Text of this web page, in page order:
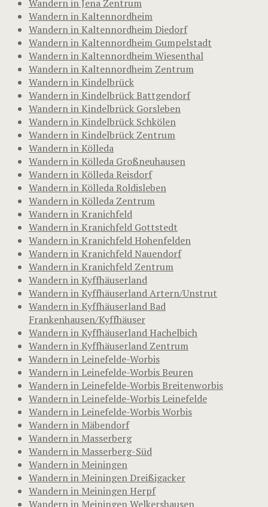
Wandern in Jena Zentrum
Wandern in Kaltennordheim
Wandern in Kaltennordheim Diedorf
Wandern in Kaltennordheim Gumpelstadt
Wandern in Kaltennordheim Wiesenthal
Wandern in Kaltennordheim Zentrum
Wandern in Kindelbrück
Wandern in Kindelbrück Battgendorf
Wandern in Kindelbrück Gorsleben
Wandern in Kindelbrück Schkölen
Wandern in Kindelbrück Zentrum
Wandern in Kölleda
Wandern in Kölleda Großneuhausen
Wandern in Kölleda Reisdorf
Wandern in Kölleda Roldisleben
Wandern in Kölleda Zentrum
Wandern in Kranichfeld
Wandern in Kranichfeld Gottstedt
Wandern in Kranichfeld Hohenfelden
Wandern in Kranichfeld Nauendorf
Wandern in Kranichfeld Zentrum
Wandern in Kyffhäuserland
Wandern in Kyffhäuserland Artern/Unstrut
Wandern in Kyffhäuserland Bad
Frankenhausen/Kyffhäuser
Wandern in Kyffhäuserland Hachelbich
Wandern in Kyffhäuserland Zentrum
Wandern in Leinefelde-Worbis
Wandern in Leinefelde-Worbis Beuren
Wandern in Leinefelde-Worbis Breitenworbis
Wandern in Leinefelde-Worbis Leinefelde
Wandern in Leinefelde-Worbis Worbis
Wandern in Mäbendorf
Wandern in Masserberg
Wandern in Masserberg-Süd
Wandern in Meiningen
Wandern in Meiningen Dreißigacker
Wandern in Meiningen Herpf
Wandern in Meiningen Welkershausen